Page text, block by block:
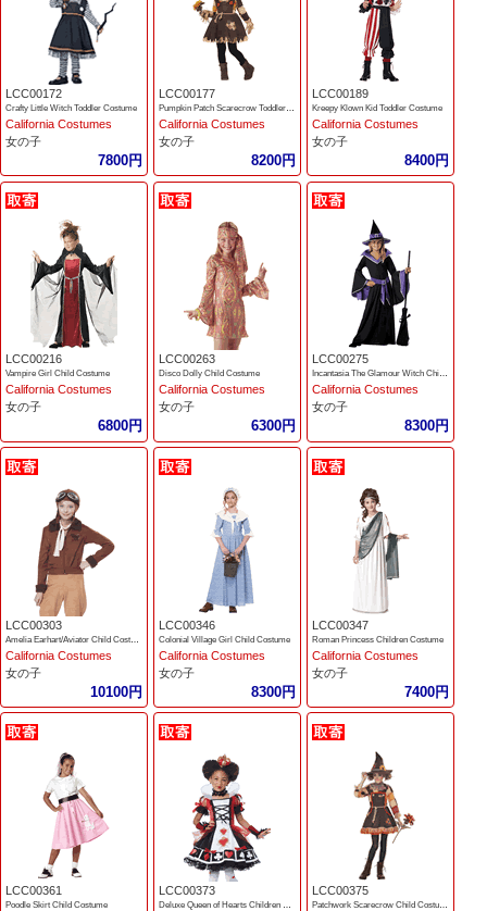
LCC00172
Crafty Little Witch Toddler Costume
California Costumes
女の子
7800円
LCC00177
California Costumes
女の子
8200円
LCC00189
Kreepy Klown Kid Toddler Costume
California Costumes
女の子
8400円
LCC00216
Vampire Girl Child Costume
California Costumes
女の子
6800円
LCC00263
Disco Dolly Child Costume
California Costumes
女の子
6300円
LCC00275
Incantasia The Glamour Witch Children Costume
California Costumes
女の子
8300円
LCC00303
California Costumes
女の子
10100円
LCC00346
Colonial Village Girl Child Costume
California Costumes
女の子
8300円
LCC00347
Roman Princess Children Costume
California Costumes
女の子
7400円
LCC00361
Poodle Skirt Child Costume
LCC00373
Deluxe Queen of Hearts Children Costume
LCC00375
Patchwork Scarecrow Child Costume